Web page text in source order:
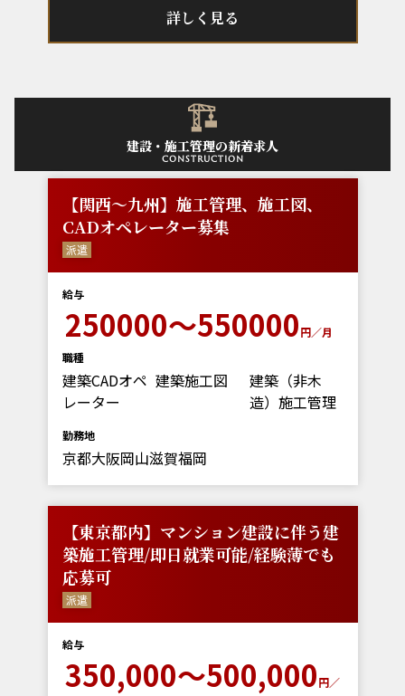
詳しく見る
建設・施工管理の新着求人
construction
【関西～九州】施工管理、施工図、
CADオペレーター募集
派遣
給与
250000～550000円／月
職種
建築CADオペ
レーター
建築施工図
建築（非木
造）施工管理
勤務地
京都大阪岡山滋賀福岡
【東京都内】マンション建設に伴う建
築施工管理/即日就業可能/経験薄でも
応募可
派遣
給与
350,000～500,000円／